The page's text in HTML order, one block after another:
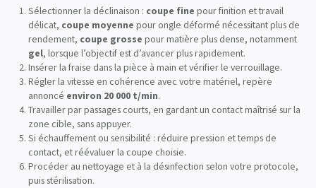
Sélectionner la déclinaison : coupe fine pour finition et travail
délicat, coupe moyenne pour ongle déformé nécessitant plus de
rendement, coupe grosse pour matière plus dense, notamment
gel, lorsque l’objectif est d’avancer plus rapidement.
Insérer la fraise dans la pièce à main et vérifier le verrouillage.
Régler la vitesse en cohérence avec votre matériel, repère
annoncé environ 20 000 t/min.
Travailler par passages courts, en gardant un contact maîtrisé sur la
zone cible, sans appuyer.
Si échauffement ou sensibilité : réduire pression et temps de
contact, et réévaluer la coupe choisie.
Procéder au nettoyage et à la désinfection selon votre protocole,
puis stérilisation.